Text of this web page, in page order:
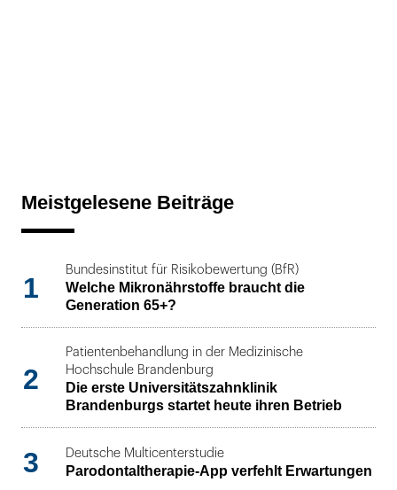
Meistgelesene Beiträge
1
Bundesinstitut für Risikobewertung (BfR)
Welche Mikronährstoffe braucht die
Generation 65+?
2
Patientenbehandlung in der Medizinische
Hochschule Brandenburg
Die erste Universitätszahnklinik
Brandenburgs startet heute ihren Betrieb
3 Deutsche Multicenterstudie
Parodontaltherapie-App verfehlt Erwartungen